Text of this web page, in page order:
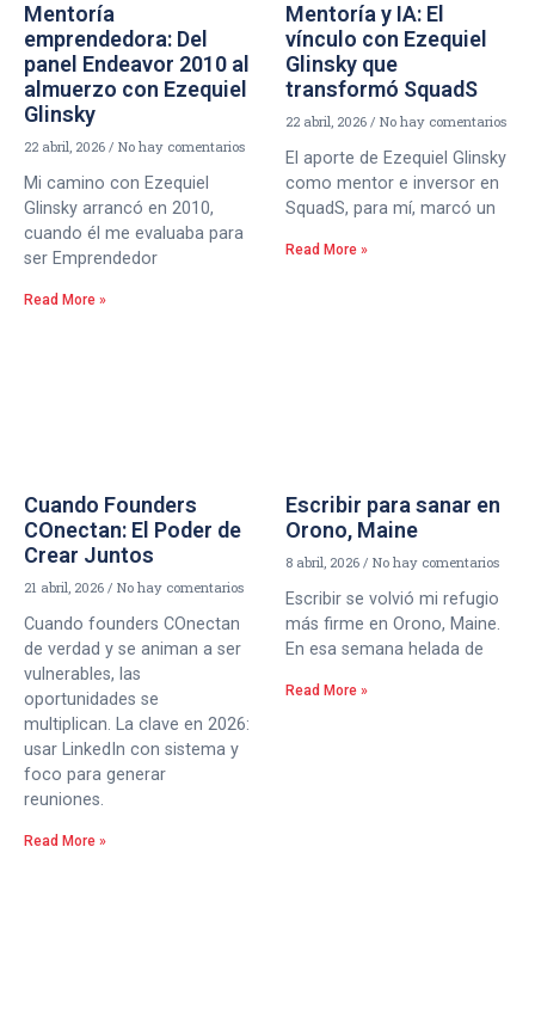
Mentoría
emprendedora: Del
panel Endeavor 2010 al
almuerzo con Ezequiel
Glinsky
22 abril, 2026 No hay comentarios
Mi camino con Ezequiel
Glinsky arrancó en 2010,
cuando él me evaluaba para
ser Emprendedor
Read More »
Mentoría y IA: El
vínculo con Ezequiel
Glinsky que
transformó SquadS
22 abril, 2026 No hay comentarios
El aporte de Ezequiel Glinsky
como mentor e inversor en
SquadS, para mí, marcó un
Read More »
Cuando Founders
COnectan: El Poder de
Crear Juntos
21 abril, 2026 No hay comentarios
Cuando founders COnectan
de verdad y se animan a ser
vulnerables, las
oportunidades se
multiplican. La clave en 2026:
usar LinkedIn con sistema y
foco para generar
reuniones.
Read More »
Escribir para sanar en
Orono, Maine
8 abril, 2026 No hay comentarios
Escribir se volvió mi refugio
más firme en Orono, Maine.
En esa semana helada de
Read More »